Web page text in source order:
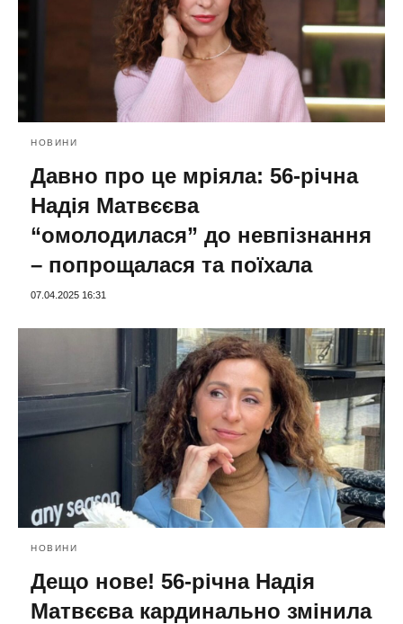
НОВИНИ
Давно про це мріяла: 56-річна
Надія Матвєєва
“омолодилася” до невпізнання
– попрощалася та поїхала
07.04.2025 16:31
НОВИНИ
Дещо нове! 56-річна Надія
Матвєєва кардинально змінила